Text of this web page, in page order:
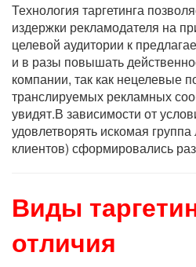
Технология таргетинга
издержки рекламодателя на
целевой аудитории к
и в разы повышать
компании, так как нецелевые
транслируемых рекламных
увидят.В зависимости от
удовлетворять искомая
клиентов) сформировались
Виды
отличия